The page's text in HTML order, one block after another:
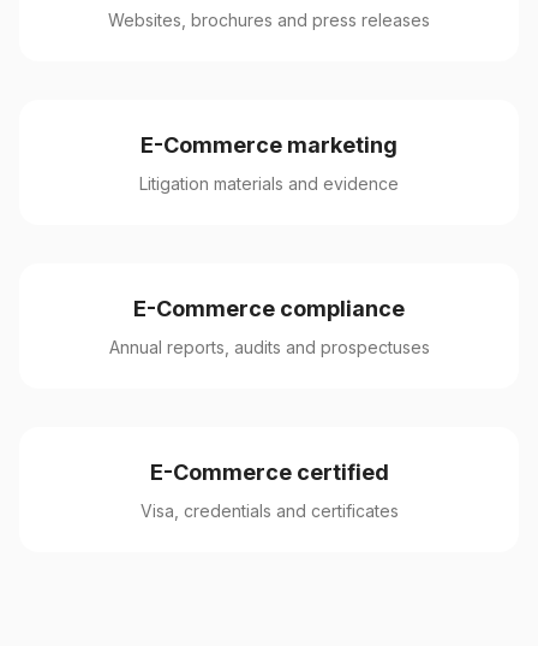
Websites, brochures and press releases
E-Commerce marketing
Litigation materials and evidence
E-Commerce compliance
Annual reports, audits and prospectuses
E-Commerce certified
Visa, credentials and certificates